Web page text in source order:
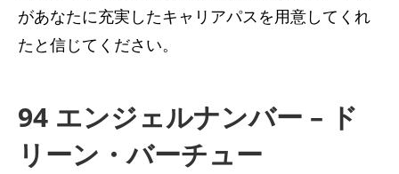
があなたに充実したキャリアパスを用意してくれ
たと信じてください。
94 エンジェルナンバー – ド
リーン・バーチュー